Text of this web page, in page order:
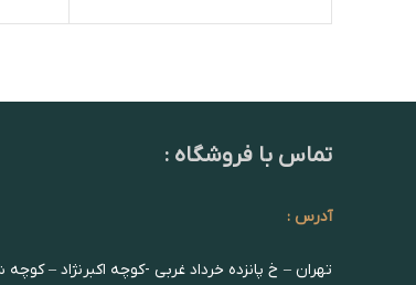
تماس با فروشگاه :
آدرس :
تهران – خ پانزده خرداد غربی -کوچه اکبرنژاد –